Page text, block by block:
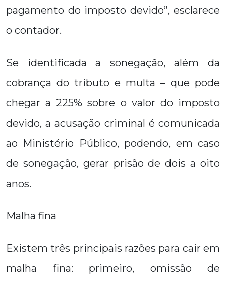
pagamento do imposto devido”, esclarece
o contador.
Se identificada a sonegação, além da
cobrança do tributo e multa – que pode
chegar a 225% sobre o valor do imposto
devido, a acusação criminal é comunicada
ao Ministério Público, podendo, em caso
de sonegação, gerar prisão de dois a oito
anos.
Malha fina
Existem três principais razões para cair em
malha fina: primeiro, omissão de